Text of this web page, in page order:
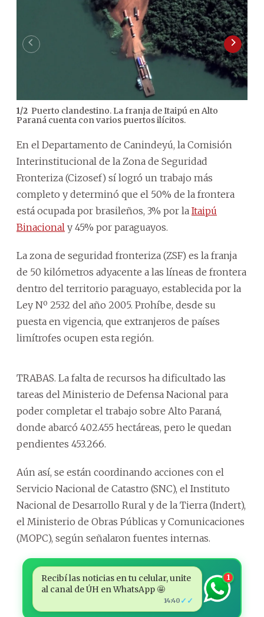
1/2 Puerto clandestino. La franja de Itaipú en Alto
Paraná cuenta con varios puertos ilícitos.
En el Departamento de Canindeyú, la Comisión
Interinstitucional de la Zona de Seguridad
Fronteriza (Cizosef) sí logró un trabajo más
completo y determinó que el 50% de la frontera
está ocupada por brasileños, 3% por la Itaipú
Binacional y 45% por paraguayos.
La zona de seguridad fronteriza (ZSF) es la franja
de 50 kilómetros adyacente a las líneas de frontera
dentro del territorio paraguayo, establecida por la
Ley Nº 2532 del año 2005. Prohíbe, desde su
puesta en vigencia, que extranjeros de países
limítrofes ocupen esta región.
TRABAS. La falta de recursos ha dificultado las
tareas del Ministerio de Defensa Nacional para
poder completar el trabajo sobre Alto Paraná,
donde abarcó 402.455 hectáreas, pero le quedan
pendientes 453.266.
Aún así, se están coordinando acciones con el
Servicio Nacional de Catastro (SNC), el Instituto
Nacional de Desarrollo Rural y de la Tierra (Indert),
el Ministerio de Obras Públicas y Comunicaciones
(MOPC), según señalaron fuentes internas.
Recibí las noticias en tu celular, unite
al canal de ÚH en WhatsApp 🤩
14:40 ✓✓
1